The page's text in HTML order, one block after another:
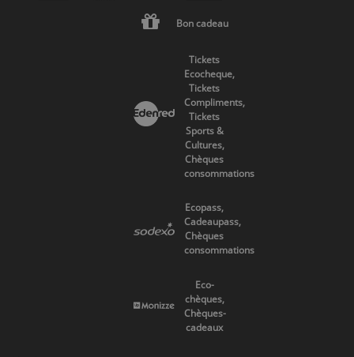
Bon cadeau
Tickets
Ecocheque,
Tickets
Compliments,
Tickets
Sports &
Cultures,
Chèques
consommations
Ecopass,
Cadeaupass,
Chèques
consommations
Eco-
chèques,
Chèques-
cadeaux